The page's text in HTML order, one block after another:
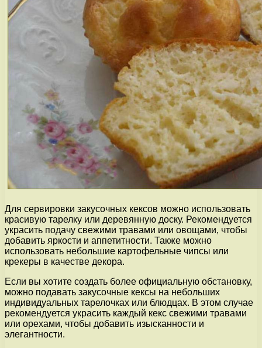
Для сервировки закусочных кексов можно использовать
красивую тарелку или деревянную доску. Рекомендуется
украсить подачу свежими травами или овощами, чтобы
добавить яркости и аппетитности. Также можно
использовать небольшие картофельные чипсы или
крекеры в качестве декора.
Если вы хотите создать более официальную обстановку,
можно подавать закусочные кексы на небольших
индивидуальных тарелочках или блюдцах. В этом случае
рекомендуется украсить каждый кекс свежими травами
или орехами, чтобы добавить изысканности и
элегантности.